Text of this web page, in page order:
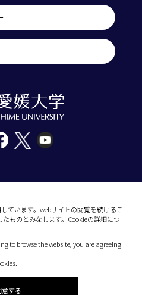
ています。webサイトの閲覧を続けるこ
ものとみなします。Cookieの詳細につ
to browse the website, you are agreeing
意する
Ehime 790-
University.